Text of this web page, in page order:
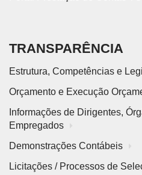
TRANSPARÊNCIA
Estrutura, Competências e
Orçamento e Execução
Informações de Dirigentes,
Empregados
Demonstrações Contábeis
Licitações / Processos de